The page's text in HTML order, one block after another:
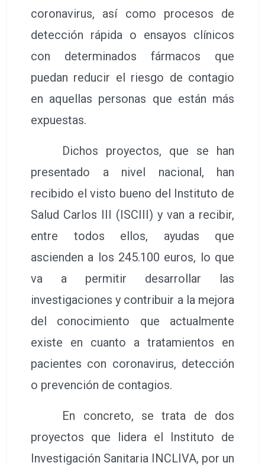
coronavirus, así como procesos de
detección rápida o ensayos clínicos
con determinados fármacos que
puedan reducir el riesgo de contagio
en aquellas personas que están más
expuestas.
Dichos proyectos, que se han
presentado a nivel nacional, han
recibido el visto bueno del Instituto de
Salud Carlos III (ISCIII) y van a recibir,
entre todos ellos, ayudas que
ascienden a los 245.100 euros, lo que
va a permitir desarrollar las
investigaciones y contribuir a la mejora
del conocimiento que actualmente
existe en cuanto a tratamientos en
pacientes con coronavirus, detección
o prevención de contagios.
En concreto, se trata de dos
proyectos que lidera el Instituto de
Investigación Sanitaria INCLIVA, por un